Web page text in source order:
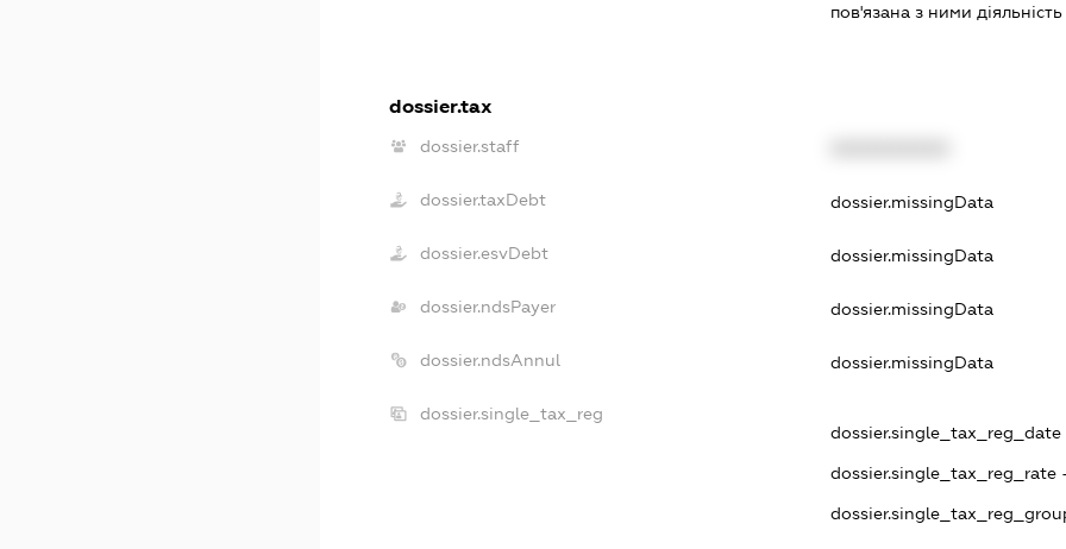
пов'язана з ними діяльність
dossier.tax
dossier.staff
dossier.taxDebt dossier.missingData
dossier.esvDebt dossier.missingData
dossier.ndsPayer dossier.missingData
dossier.ndsAnnul dossier.missingData
dossier.single_tax_reg
dossier.single_tax_reg_date -
dossier.single_tax_reg_rate